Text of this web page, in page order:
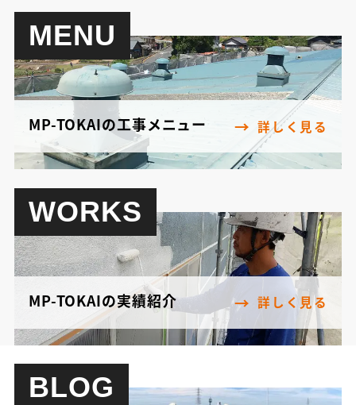
MENU
MP-TOKAIの工事メニュー 詳しく見る
WORKS
MP-TOKAIの実績紹介 詳しく見る
BLOG